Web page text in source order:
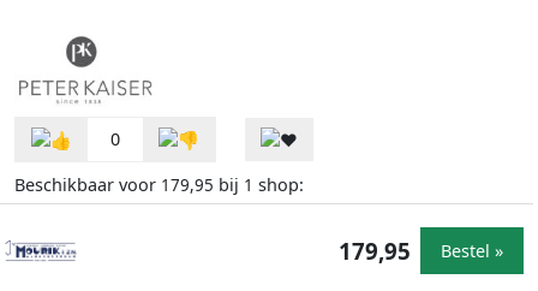
0
Beschikbaar voor 179,95 bij 1 shop:
179,95 Bestel »